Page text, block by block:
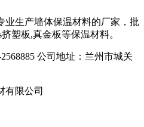
业生产墙体保温材料的厂家，批
塑板,真金板等保温材料。
公司地址：兰州市城关
有限公司